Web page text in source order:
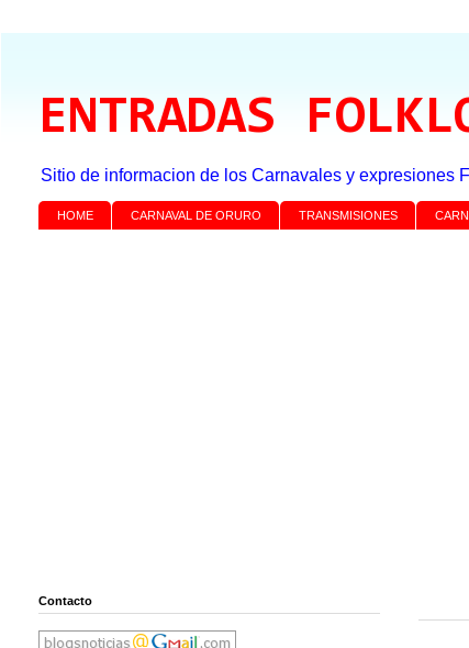
ENTRADAS
Sitio de informacion de los Carnavales y expresiones
HOME CARNAVAL DE ORURO TRANSMISIONES
Contacto